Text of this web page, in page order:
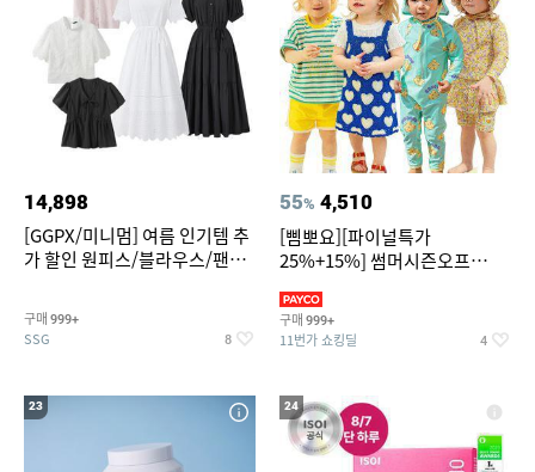
14,898
[GGPX/미니멈] 여름 인기템 추
가 할인 원피스/블라우스/팬츠
구매 999+
SSG 8
55% 4,510
[삠뽀요][파이널특가
25%+15%] 썸머시즌오프
영복/티셔츠/
구매 999+
11번가 쇼킹딜 4
23 24